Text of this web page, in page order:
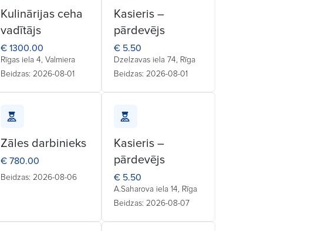
Kulinārijas ceha
vadītājs
€ 1300.00
Rīgas iela 4, Valmiera
Beidzas: 2026-08-01
Kasieris –
pārdevējs
€ 5.50
Dzelzavas iela 74, Rīga
Beidzas: 2026-08-01
Zāles darbinieks
€ 780.00
Beidzas: 2026-08-06
Kasieris –
pārdevējs
€ 5.50
A.Saharova iela 14, Rīga
Beidzas: 2026-08-07